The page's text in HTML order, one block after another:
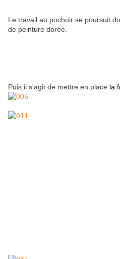
Le travail au pochoir se poursuit
de peinture dorée.
Puis il s'agit de mettre en place la